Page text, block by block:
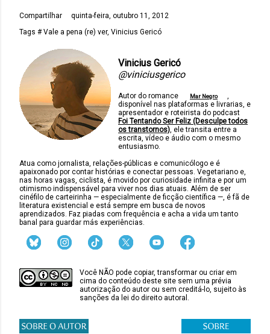
Compartilhar
quinta-feira, outubro 11, 2012
Tags # Vale a pena (re) ver Vinicius Gericó
Vinicius Gericó
@viniciusgerico
Autor do romance Mar Negro
,
disponível nas plataformas e livrarias, e
apresentador e roteirista do podcast
Foi Tentando Ser Feliz (Desculpe todos
os transtornos), ele transita entre a
escrita, vídeo e áudio com o mesmo
entusiasmo.
Atua como jornalista, relações-públicas e comunicólogo e é
apaixonado por contar histórias e conectar pessoas. Vegetariano e,
nas horas vagas, ciclista, é movido por curiosidade infinita e por um
otimismo indispensável para viver nos dias atuais. Além de ser
cinéfilo de carteirinha — especialmente de ficção científica —, é fã de
literatura existencial e está sempre em busca de novos
aprendizados. Faz piadas com frequência e acha a vida um tanto
banal para guardar más experiências.
Você NÃO pode copiar, transformar ou criar em
cima do conteúdo deste site sem uma prévia
autorização do autor ou sem creditá-lo, sujeito às
sanções da lei do direito autoral.